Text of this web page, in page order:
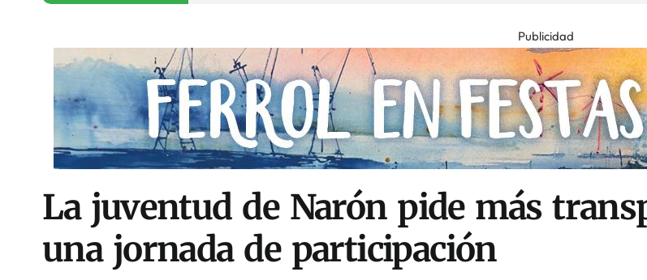
Publicidad
La juventud de Narón pide más
una jornada de participación